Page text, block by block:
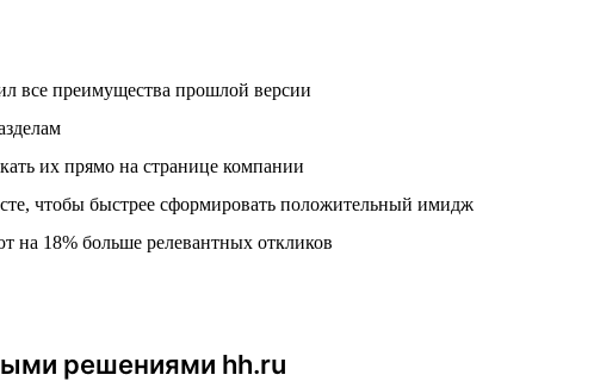
все преимущества прошлой версии
их прямо на странице компании
чтобы быстрее сформировать положительный имидж
18% больше релевантных откликов
решениями hh.ru